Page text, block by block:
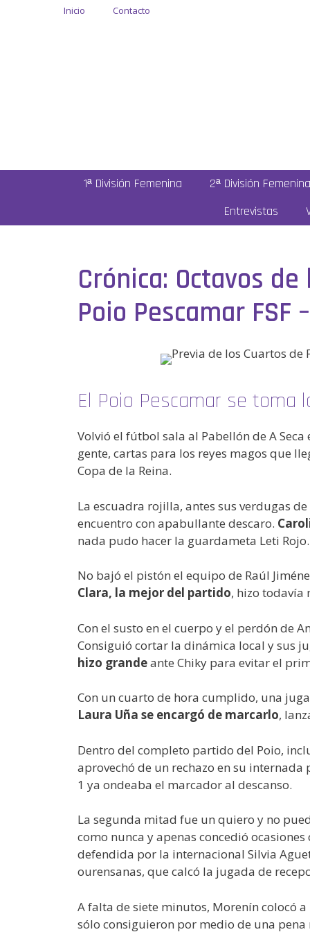
Inicio Contacto
1ª División Femenina
2ª División
Entrevistas
Crónica: Octavos
Poio Pescamar FSF
El Poio Pescamar se toma
Volvió el fútbol sala al Pabellón de A
gente, cartas para los reyes magos que
Copa de la Reina.
La escuadra rojilla, antes sus verdugas
encuentro con apabullante descaro.
nada pudo hacer la guardameta Leti
No bajó el pistón el equipo de Raúl
Clara, la mejor del partido, hizo todavía
Con el susto en el cuerpo y el perdón de
Consiguió cortar la dinámica local y sus
hizo grandeante Chiky para evitar el
Con un cuarto de hora cumplido, una
Laura Uña se encargó de marcarlo,
Dentro del completo partido del Poio,
aprovechó de un rechazo en su
1 ya ondeaba el marcador al descanso.
La segunda mitad fue un quiero y no
como nunca y apenas concedió
defendida por la internacional Silvia
ourensanas, que calcó la jugada de
A falta de siete minutos, Morenín colocó
sólo consiguieron por medio de una